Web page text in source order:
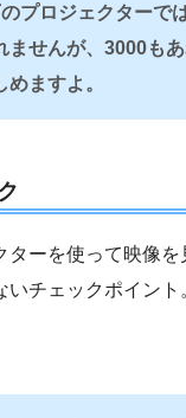
プロジェクターで
ませんが、3000も
めますよ。
ーを使って映像を
いチェックポイント